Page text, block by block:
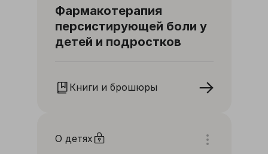
Фармакотерапия
персистирующей боли у
детей и подростков
Книги и брошюры
О детях